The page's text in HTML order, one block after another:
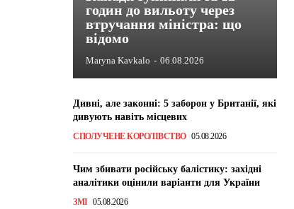
годин до вильоту через
втручання міністра: що
відомо
Maryna Kavkalo - 06.08.2026
Дивні, але законні: 5 заборон у Британії, які
дивують навіть місцевих
СПОЛУЧЕНЕ КОРОЛІВСТВО 05.08.2026
Чим збивати російську балістику: західні
аналітики оцінили варіанти для України
ЗМІ 05.08.2026